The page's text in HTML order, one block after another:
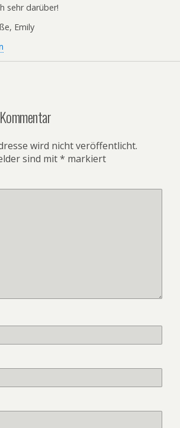
sehr darüber!
Emily
wird nicht veröffentlicht.
sind mit* markiert